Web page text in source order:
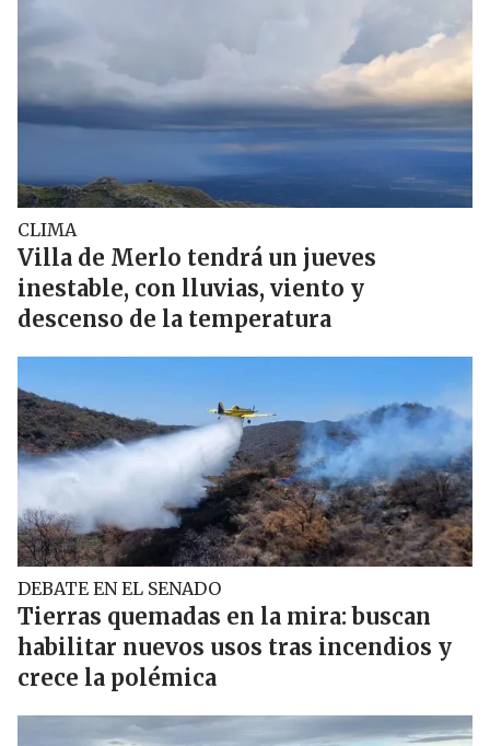
CLIMA
Villa de Merlo tendrá un jueves
inestable, con lluvias, viento y
descenso de la temperatura
DEBATE EN EL SENADO
Tierras quemadas en la mira: buscan
habilitar nuevos usos tras incendios y
crece la polémica